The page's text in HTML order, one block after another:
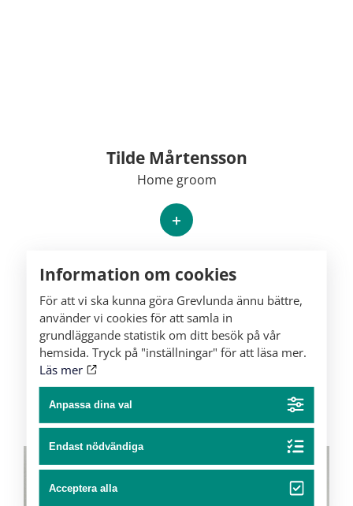
Tilde Mårtensson
Home groom
+
Information om cookies
För att vi ska kunna göra Grevlunda ännu bättre,
använder vi cookies för att samla in
grundläggande statistik om ditt besök på vår
hemsida. Tryck på "inställningar" för att läsa mer.
Läs mer
Anpassa dina val
Endast nödvändiga
Acceptera alla